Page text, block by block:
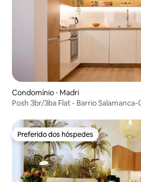
Condomínio ⋅ Madri
Posh 3br/3ba Flat - Barrio
Preferido dos hóspedes
Preferido dos hóspedes